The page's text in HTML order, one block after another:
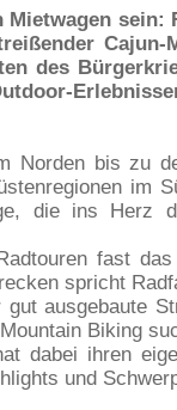
sein:
Cajun-
des
Norden bis zu
im
die ins Herz
fast
spricht
ausgebaute
Biking
dabei ihren
und